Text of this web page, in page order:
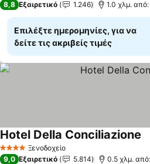
8,8 Εξαιρετικό 1.246
Επιλέξτε ημερομηνίες, για να
δείτε τις ακριβείς τιμές
4 ΑστέριαΞενοδοχείο
Hotel Della Conciliazione
9,0 Εξαιρετικό 5.814